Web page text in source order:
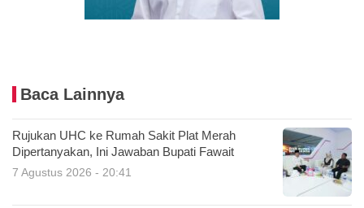
Baca Lainnya
Rujukan UHC ke Rumah Sakit Plat Merah
Dipertanyakan, Ini Jawaban Bupati Fawait
7 Agustus 2026 - 20:41